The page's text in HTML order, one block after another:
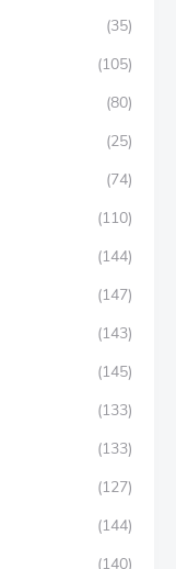
(35)
(105)
(80)
(25)
(74)
(110)
(144)
(147)
(143)
(145)
(133)
(133)
(127)
(144)
(140)